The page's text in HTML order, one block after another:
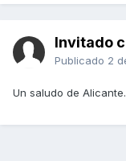
Invitado
Publicado 2
Un saludo de Alicante.